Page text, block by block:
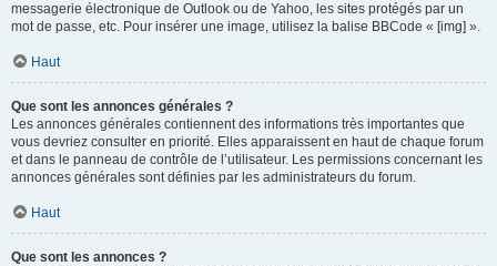
messagerie électronique de Outlook ou de Yahoo, les sites protégés par un
mot de passe, etc. Pour insérer une image, utilisez la balise BBCode « [img] ».
Haut
Que sont les annonces générales ?
Les annonces générales contiennent des informations très importantes que
vous devriez consulter en priorité. Elles apparaissent en haut de chaque forum
et dans le panneau de contrôle de l’utilisateur. Les permissions concernant les
annonces générales sont définies par les administrateurs du forum.
Haut
Que sont les annonces ?